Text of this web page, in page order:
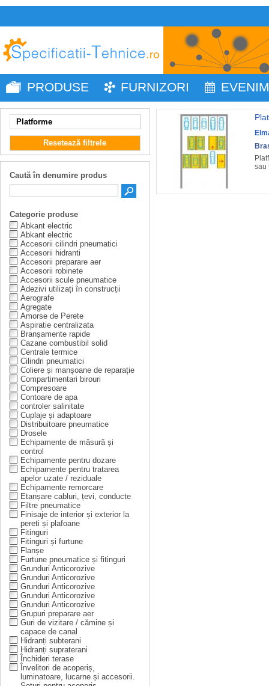
PRODUSE FURNIZORI
Platforme
Resetează filtrele
Caută în denumire produs
Categorie produse
Abkant electric
Abkant electric
Accesorii cilindri pneumatici
Accesorii hidranti
Accesorii preparare aer
Accesorii robinete
Accesorii scule pneumatice
Adezivi utilizați în construcții
Aerografe
Agregate
Amorse de Perete
Aspiratie centralizata
Branșamente rapide
Cazane combustibil solid
Centrale termice
Cilindri pneumatici
Coliere și manșoane de reparație
Compartimentari birouri
Compresoare
Contoare de apa
controler salinitate
Cuplaje și adaptoare
Distribuitoare pneumatice
Drosele
Echipamente de măsură și
control
Echipamente pentru dozare
Echipamente pentru tratarea
apelor uzate / reziduale
Echipamente remorcare
Etanșare cabluri, țevi, conducte
Filtre pneumatice
Finisaje de interior și exterior la
pereti și plafoane
Fitinguri
Fitinguri și furtune
Flanșe
Furtune pneumatice și fitinguri
Grunduri Anticorozive
Grunduri Anticorozive
Grunduri Anticorozive
Grunduri Anticorozive
Grunduri Anticorozive
Grupuri preparare aer
Guri de vizitare / cămine și
capace de canal
Hidranți subterani
Hidranți supraterani
Închideri terase
Învelitori de acoperiș,
luminatoare, lucarne și accesorii.
sau